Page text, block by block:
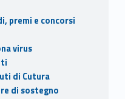
premi e concorsi
virus
di Cutura
di sostegno